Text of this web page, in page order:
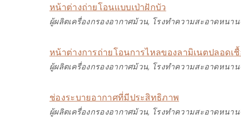
หน้าต่างถ่ายโอนแบบเป่าฝักบัว
ผู้ผลิตเครื่องกรองอากาศม้วน, โรงทำความสะอาดหน
หน้าต่างการถ่ายโอนการไหลของลามิเนตปลอดเ
ผู้ผลิตเครื่องกรองอากาศม้วน, โรงทำความสะอาดหน
ช่องระบายอากาศที่มีประสิทธิภาพ
ผู้ผลิตเครื่องกรองอากาศม้วน, โรงทำความสะอาดหน